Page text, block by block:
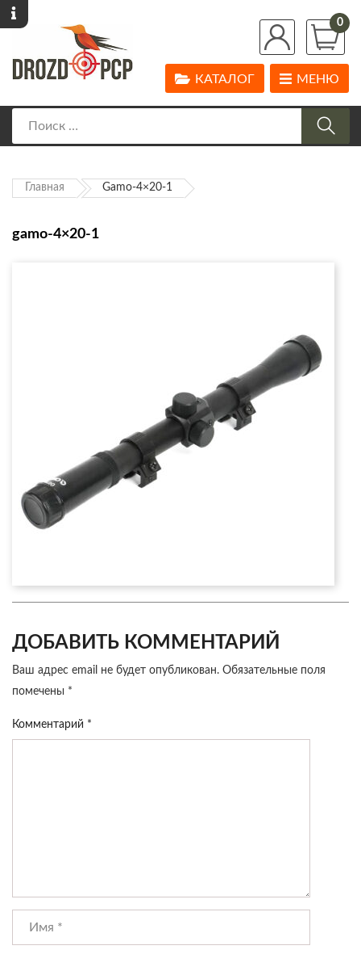
0
МЕНЮ
КАТАЛОГ
Главная Gamo-4×20-1
gamo-4×20-1
ДОБАВИТЬ КОММЕНТАРИЙ
Ваш адрес email не будет опубликован. Обязательные поля
помечены *
Комментарий *